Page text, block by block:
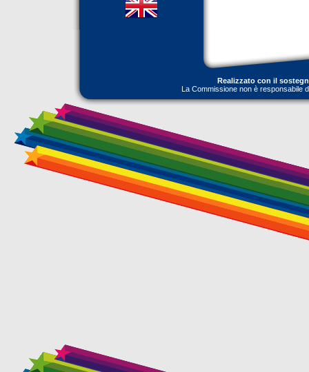
Realizzato con il
La Commissione non è responsabile